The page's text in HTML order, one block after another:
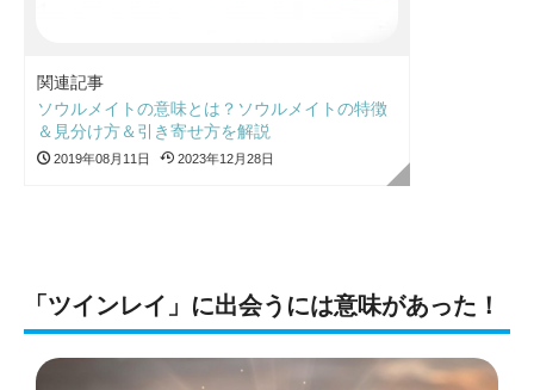
関連記事
ソウルメイトの意味とは？ソウルメイトの特徴
＆見分け方＆引き寄せ方を解説
2019年08月11日 2023年12月28日
「ツインレイ」に出会うには意味があった！